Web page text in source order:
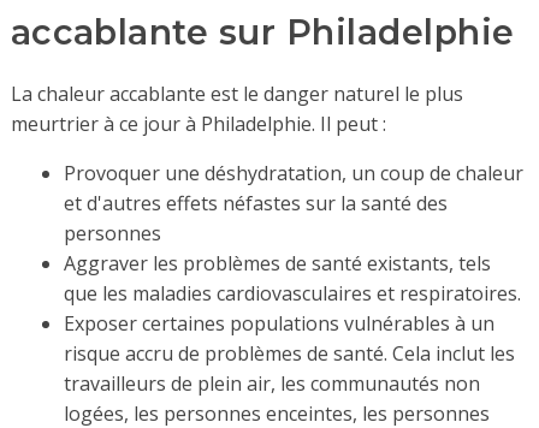
accablante sur Philadelphie
La chaleur accablante est le danger naturel le plus
meurtrier à ce jour à Philadelphie. Il peut :
Provoquer une déshydratation, un coup de chaleur
et d'autres effets néfastes sur la santé des
personnes
Aggraver les problèmes de santé existants, tels
que les maladies cardiovasculaires et respiratoires.
Exposer certaines populations vulnérables à un
risque accru de problèmes de santé. Cela inclut les
travailleurs de plein air, les communautés non
logées, les personnes enceintes, les personnes